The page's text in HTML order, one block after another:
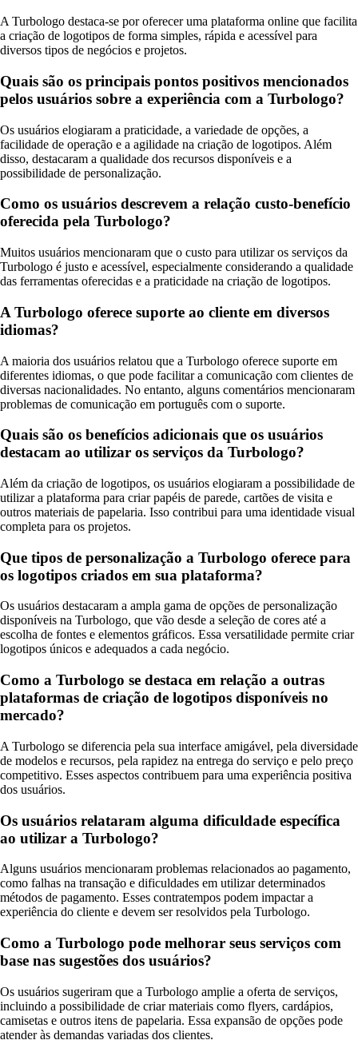
A Turbologo destaca-se por oferecer uma plataforma online que facilita
a criação de logotipos de forma simples, rápida e acessível para
diversos tipos de negócios e projetos.
Quais são os principais pontos positivos mencionados
pelos usuários sobre a experiência com a Turbologo?
Os usuários elogiaram a praticidade, a variedade de opções, a
facilidade de operação e a agilidade na criação de logotipos. Além
disso, destacaram a qualidade dos recursos disponíveis e a
possibilidade de personalização.
Como os usuários descrevem a relação custo-benefício
oferecida pela Turbologo?
Muitos usuários mencionaram que o custo para utilizar os serviços da
Turbologo é justo e acessível, especialmente considerando a qualidade
das ferramentas oferecidas e a praticidade na criação de logotipos.
A Turbologo oferece suporte ao cliente em diversos
idiomas?
A maioria dos usuários relatou que a Turbologo oferece suporte em
diferentes idiomas, o que pode facilitar a comunicação com clientes de
diversas nacionalidades. No entanto, alguns comentários mencionaram
problemas de comunicação em português com o suporte.
Quais são os benefícios adicionais que os usuários
destacam ao utilizar os serviços da Turbologo?
Além da criação de logotipos, os usuários elogiaram a possibilidade de
utilizar a plataforma para criar papéis de parede, cartões de visita e
outros materiais de papelaria. Isso contribui para uma identidade visual
completa para os projetos.
Que tipos de personalização a Turbologo oferece para
os logotipos criados em sua plataforma?
Os usuários destacaram a ampla gama de opções de personalização
disponíveis na Turbologo, que vão desde a seleção de cores até a
escolha de fontes e elementos gráficos. Essa versatilidade permite criar
logotipos únicos e adequados a cada negócio.
Como a Turbologo se destaca em relação a outras
plataformas de criação de logotipos disponíveis no
mercado?
A Turbologo se diferencia pela sua interface amigável, pela diversidade
de modelos e recursos, pela rapidez na entrega do serviço e pelo preço
competitivo. Esses aspectos contribuem para uma experiência positiva
dos usuários.
Os usuários relataram alguma dificuldade específica
ao utilizar a Turbologo?
Alguns usuários mencionaram problemas relacionados ao pagamento,
como falhas na transação e dificuldades em utilizar determinados
métodos de pagamento. Esses contratempos podem impactar a
experiência do cliente e devem ser resolvidos pela Turbologo.
Como a Turbologo pode melhorar seus serviços com
base nas sugestões dos usuários?
Os usuários sugeriram que a Turbologo amplie a oferta de serviços,
incluindo a possibilidade de criar materiais como flyers, cardápios,
camisetas e outros itens de papelaria. Essa expansão de opções pode
atender às demandas variadas dos clientes.